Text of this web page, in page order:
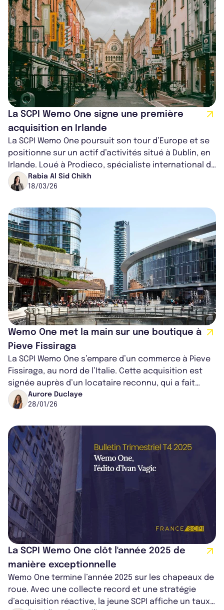
La SCPI Wemo One signe une première
acquisition en Irlande
La SCPI Wemo One poursuit son tour d’Europe et se
positionne sur un actif d’activités situé à Dublin, en
Irlande. Loué à Prodieco, spécialiste international de
l’outillage pharmace...
Rabia Al Sid Chikh
18/03/26
Wemo One met la main sur une boutique à
Pieve Fissiraga
La SCPI Wemo One s’empare d’un commerce à Pieve
Fissiraga, au nord de l’Italie. Cette acquisition est
signée auprès d’un locataire reconnu, qui a fait
carrière dans le prêt-à-porte...
Aurore Duclaye
28/01/26
La SCPI Wemo One clôt l'année 2025 de
manière exceptionnelle
Wemo One termine l’année 2025 sur les chapeaux de
roue. Avec une collecte record et une stratégie
d’acquisition réactive, la jeune SCPI affiche un taux